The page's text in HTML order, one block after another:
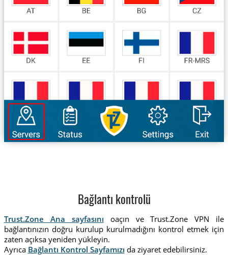
Bağlantı kontrolü
Trust.Zone Ana sayfasını oaçın ve Trust.Zone VPN ile
bağlantınızın doğru kurulup kurulmadığını kontrol etmek için
zaten açıksa yeniden yükleyin.
Ayrıca Bağlantı Kontrol Sayfamızı da ziyaret edebilirsiniz.